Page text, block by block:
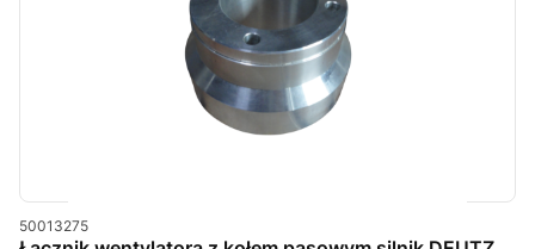
Kod produktu
50013275